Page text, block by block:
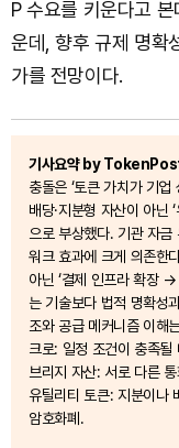
P 수요를 키운다고
운데, 향후 규제 명확
가를 전망이다.
기사요약 by
충돌은 ‘토큰 가치가 기
배당·지분형 자산이 아닌
으로 부상했다. 기관 자
워크 효과에 크게 의존한
아닌 ‘결제 인프라 확장
는 기술보다 법적 명확성
조와 공급 메커니즘 이해
크로: 일정 조건이 충족
브리지 자산: 서로 다른
유틸리티 토큰: 지분이나
암호화폐.